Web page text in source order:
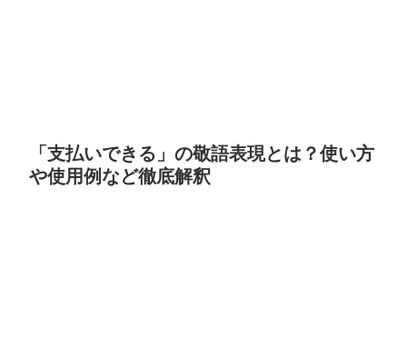
「支払いできる」の敬語表現とは？使い方
や使用例など徹底解釈